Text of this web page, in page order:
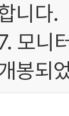
니다.
모니
봉되